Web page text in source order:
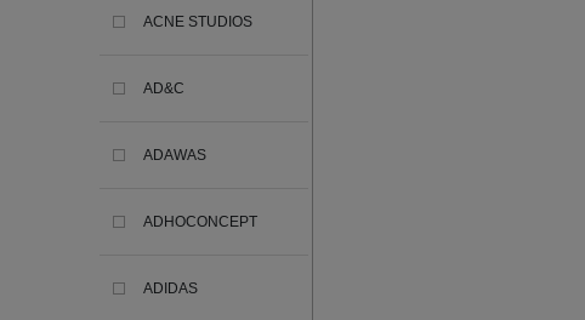
ACNE STUDIOS
AD&C
ADAWAS
ADHOCONCEPT
ADIDAS